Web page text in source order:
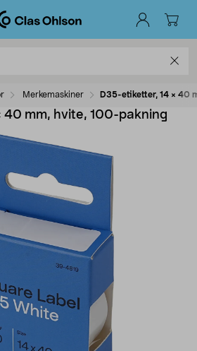
Merkemaskiner D35-etiketter, 14 × 40
40 mm, hvite, 100-pakning